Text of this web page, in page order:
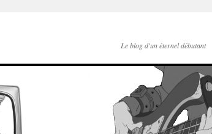
Le blog d'un éternel débutant